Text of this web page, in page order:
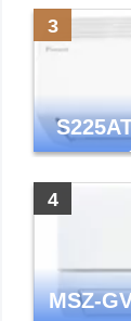
シリー
MSZ-